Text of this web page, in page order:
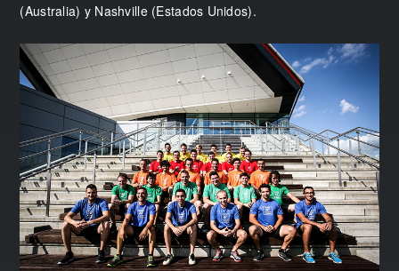
(Australia) y Nashville (Estados Unidos).